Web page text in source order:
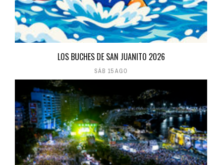
LOS BUCHES DE SAN JUANITO 2026
SÁB 15 AGO